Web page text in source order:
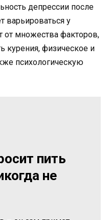
депрессии после
варьироваться у
от множества факторов,
курения, физическое и
психологическую
пить
не